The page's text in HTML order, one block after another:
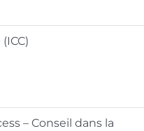
– Conseil dans la